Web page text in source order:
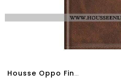
Housse Oppo Find X3 Neo Rabat Double Classique